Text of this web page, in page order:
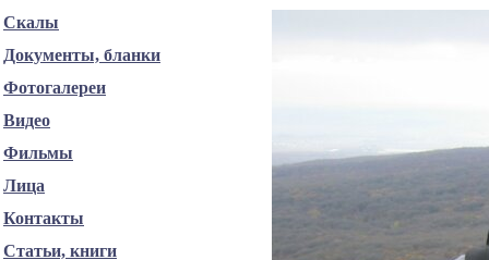
Скалы
Документы, бланки
Фотогалереи
Видео
Фильмы
Лица
Контакты
Статьи, книги